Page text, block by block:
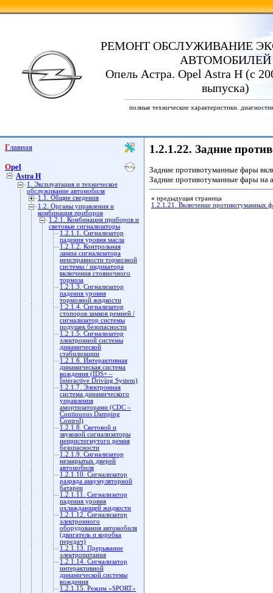
РЕМОНТ ОБСЛУЖИВАНИЕ
АВТОМОБИЛЕЙ
Опель Астра. Opel Astra H (с
выпуска)
полные технические характеристики.
Главная
Opel
Astra H
1. Эксплуатация и техническое
обслуживание автомобиля
1.1. Общие сведения
1.2. Органы управления и
комбинация приборов
1.2.1. Комбинация приборов и
световые сигнализаторы
1.2.1.1. Сигнализатор
падения уровня масла
1.2.1.2. Контрольная
лампа сигнализатора
неисправности тормозной
системы / индикатора
включения стояночного
тормоза
1.2.1.3. Сигнализатор
падения уровня
тормозной жидкости
1.2.1.4. Сигнализатор
стопоров замков ремней /
cигнализатор системы
подушек безопасности
1.2.1.5. Сигнализатор
электронной системы
динамической
стабилизации
1.2.1.6. Интерактивная
динамическая система
вождения (IDS+ –
Interactive Driving System)
1.2.1.7. Электронная
система динамического
управления
амортизаторами (CDC –
Continuous Damping
Control)
1.2.1.8. Световой и
звуковой сигнализаторы
непристегнутого ремня
безопасности
1.2.1.9. Сигнализатор
незакрытых дверей
автомобиля
1.2.1.10. Сигнализатор
разряда аккумуляторной
батареи
1.2.1.11. Сигнализатор
падения уровня
охлаждающей жидкости
1.2.1.12. Сигнализатор
электронного
оборудования автомобиля
(двигатель и коробка
передач)
1.2.1.13. Прерывание
электропитания
1.2.1.14. Сигнализатор
интерактивной
динамической системы
вождения
1.2.1.15. Режим «SPORT»
1.2.1.22. Задние
Задние противотуманные фары
Задние противотуманные фары на
« предыдущая страница
1.2.1.21. Включение противотуманных